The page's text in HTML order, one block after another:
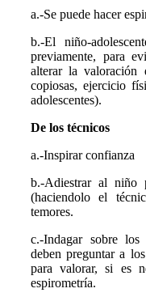
a.-Se puede hacer
b.-El niño-
previamente, para
alterar la valoración
copiosas, ejercicio
adolescentes).
De los técnicos
a.-Inspirar confianza
b.-Adiestrar al niño
(haciendolo el
temores.
c.-Indagar sobre los
deben preguntar a
para valorar, si es
espirometría.